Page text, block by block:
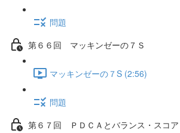
問題
第６６回 マッキンゼーの７Ｓ
マッキンゼーの７S (2:56)
問題
第６７回 ＰＤＣＡとバランス・スコア